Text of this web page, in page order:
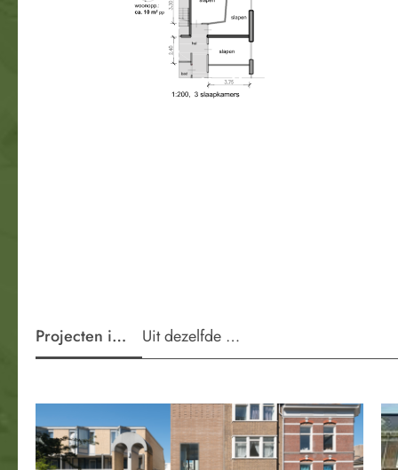
Projecten in de wijkUit dezelfde periode